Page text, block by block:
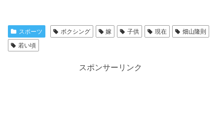
スポーツ ボクシング 嫁 子供 現在
畑山隆則
若い頃
スポンサーリンク